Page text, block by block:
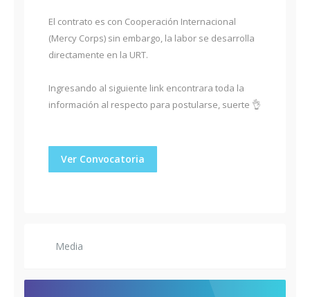
El contrato es con Cooperación Internacional
(Mercy Corps) sin embargo, la labor se desarrolla
directamente en la URT.
Ingresando al siguiente link encontrara toda la
información al respecto para postularse, suerte 👌
Ver Convocatoria
Media